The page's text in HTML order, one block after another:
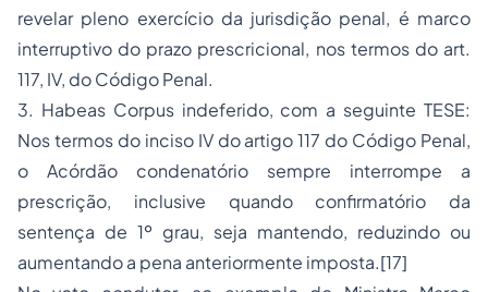
revelar pleno exercício da jurisdição penal, é marco
interruptivo do prazo prescricional, nos termos do art.
117, IV, do Código Penal.
3. Habeas Corpusindeferido, com a seguinte TESE:
Nos termos do inciso IV do artigo 117 do Código Penal,
o Acórdão condenatório sempre interrompe a
prescrição, inclusive quando confirmatório da
sentença de 1º grau, seja mantendo, reduzindo ou
aumentando a pena anteriormente imposta.[17]